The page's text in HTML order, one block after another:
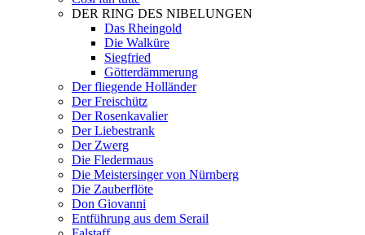
DER RING DES NIBELUNGEN
Das Rheingold
Die Walküre
Siegfried
Götterdämmerung
Der fliegende Holländer
Der Freischütz
Der Rosenkavalier
Der Liebestrank
Der Zwerg
Die Fledermaus
Die Meistersinger von Nürnberg
Die Zauberflöte
Don Giovanni
Entführung aus dem Serail